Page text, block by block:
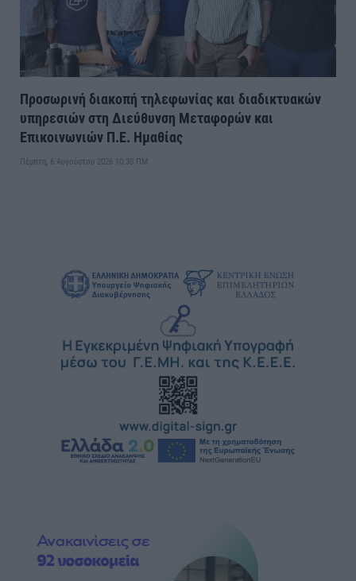
Προσωρινή διακοπή τηλεφωνίας και διαδικτυακών
υπηρεσιών στη Διεύθυνση Μεταφορών και
Επικοινωνιών Π.Ε. Ημαθίας
Πέμπτη, 6 Αυγούστου 2026 10:30 ΠΜ